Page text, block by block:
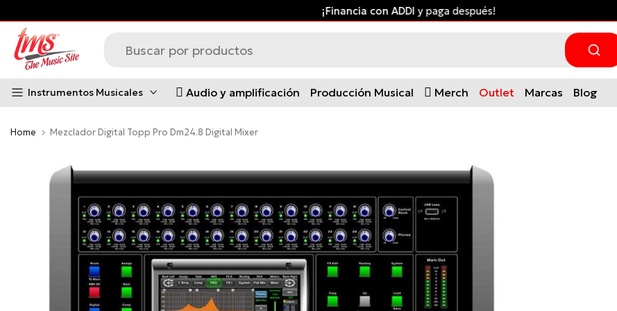
contenido
¡Financia con ADDI y paga después!
Instrumentos Musicales Audio y amplificación Producción Musical Merch Outlet Marcas Blog
Home Mezclador Digital Topp Pro Dm24.8 Digital Mixer